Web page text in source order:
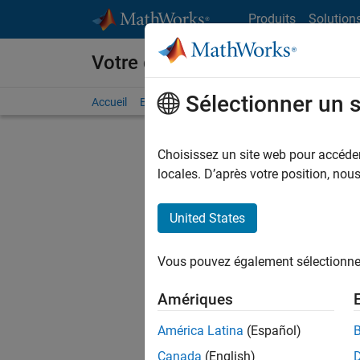
Produits
Votre carrière chez MathWorks
Accueil Explorer nos opportunités Adresses de
FILTRER
Les
Sélectionner un
Choisissez un site web pour
locales. D’après votre position,
United States
Vous pouvez également
Amériques
América Latina (Español)
Canada (English)